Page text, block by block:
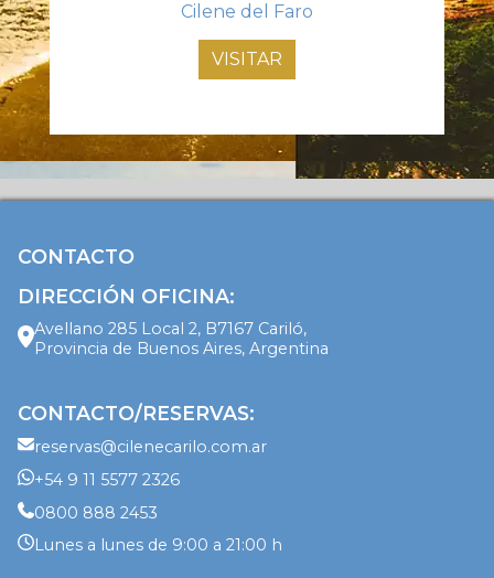
Cilene del Faro
VISITAR
CONTACTO
DIRECCIÓN OFICINA:
Avellano 285 Local 2, B7167 Cariló,
Provincia de Buenos Aires, Argentina
CONTACTO/RESERVAS:
reservas@cilenecarilo.com.ar
+54 9 11 5577 2326
0800 888 2453
Lunes a lunes de 9:00 a 21:00 h